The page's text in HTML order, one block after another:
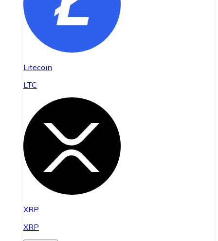
Litecoin
LTC
XRP
XRP